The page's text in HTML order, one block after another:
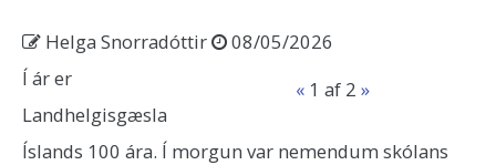
Helga Snorradóttir
08/05/2026
« 1 af 2 »
Í ár er
Landhelgisgæsla
Íslands 100 ára. Í morgun var nemendum skólans